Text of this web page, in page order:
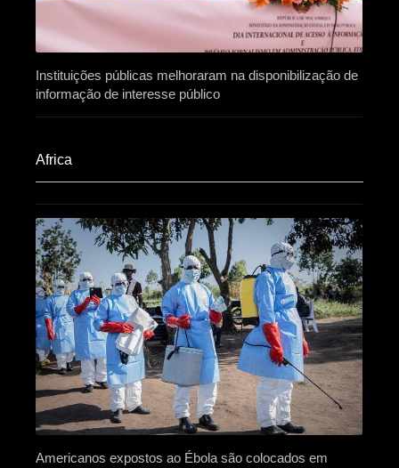
Instituições públicas melhoraram na disponibilização de
informação de interesse público
Africa​
Americanos expostos ao Ébola são colocados em